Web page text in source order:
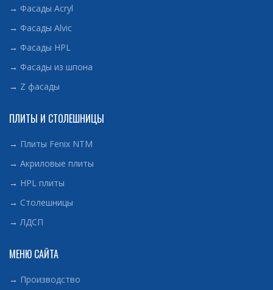
→ Фасады Acryl
→ Фасады Alvic
→ Фасады HPL
→ Фасады из шпона
→ Z фасады
ПЛИТЫ И СТОЛЕШНИЦЫ
→ Плиты Fenix NTM
→ Акриловые плиты
→ HPL плиты
→ Столешницы
→ЛДСП
МЕНЮ САЙТА
→ Производство